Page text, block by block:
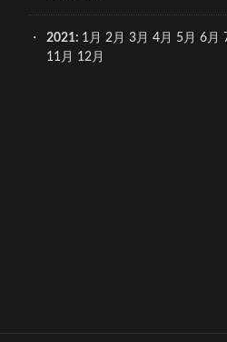
2021: 1月 2月 3月 4月 5月 6月
11月
12月